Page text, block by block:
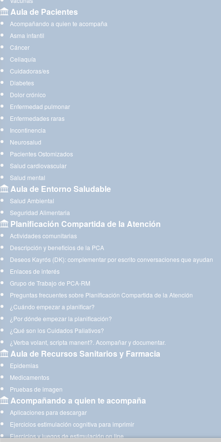
Aula de Pacientes
Acompañando a quien te acompaña
Asma infantil
Cáncer
Celiaquía
Cuidadoras/es
Diabetes
Dolor crónico
Enfermedad pulmonar
Enfermedades raras
Incontinencia
Neurosalud
Pacientes Ostomizados
Salud cardiovascular
Salud mental
Aula de Entorno Saludable
Salud Ambiental
Seguridad Alimentaria
Planificación Compartida de la Atención
Actividades comunitarias
Descripción y beneficios de la PCA
Deseos Kayrós (DK): complementar por escrito conversaciones que ayudan
Enlaces de interés
Grupo de Trabajo de PCA-RM
Preguntas frecuentes sobre Planificación Compartida de la Atención
¿Cuándo empezar a planificar?
¿Por dónde empezar la planificación?
¿Qué son los Cuidados Paliativos?
¿Verba volant, scripta manent?. Acompañar y documentar.
Aula de Recursos Sanitarios y Farmacia
Epidemias
Medicamentos
Pruebas de imagen
Acompañando a quien te acompaña
Aplicaciones para descargar
Ejercicios estimulación cognitiva para imprimir
Ejercicios y juegos de estimulación on line